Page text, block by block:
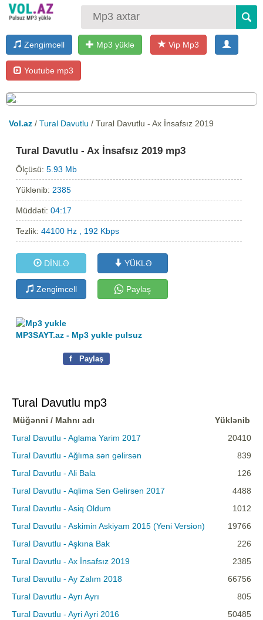
Zengimcell Mp3 yüklə Vip Mp3
Youtube mp3
Vol.az / Tural Davutlu / Tural Davutlu - Ax İnsafsız 2019
Tural Davutlu - Ax İnsafsız 2019 mp3
Ölçüsü:5.93 Mb
Yüklənib: 2385
Müddəti:04:17
Tezlik:44100 Hz , 192 Kbps
DİNLƏ YÜKLƏ
Zengimcell Paylaş
MP3SAYT.az - Mp3 yukle pulsuz
f Paylaş
Tural Davutlu mp3
Müğənni / Mahnı adı
Yüklənib
Tural Davutlu - Aglama Yarim 2017
20410
Tural Davutlu - Ağlıma sən gəlirsən
839
Tural Davutlu - Ali Bala
126
Tural Davutlu - Aqlima Sen Gelirsen 2017
4488
Tural Davutlu - Asiq Oldum
1012
Tural Davutlu - Askimin Askiyam 2015 (Yeni Version)
19766
Tural Davutlu - Aşkına Bak
226
Tural Davutlu - Ax İnsafsız 2019
2385
Tural Davutlu - Ay Zalım 2018
66756
Tural Davutlu - Ayrı Ayrı
805
Tural Davutlu - Ayri Ayri 2016
50485